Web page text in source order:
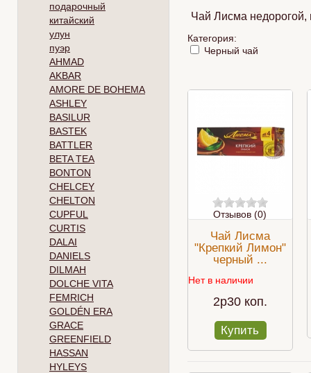
подарочный
китайский
улун
пуэр
AHMAD
AKBAR
AMORE DE BOHEMA
ASHLEY
BASILUR
BASTEK
BATTLER
BETA TEA
BONTON
CHELCEY
CHELTON
CUPFUL
CURTIS
DALAI
DANIELS
DILMAH
DOLCHE VITA
FEMRICH
GOLDÉN ERA
GRACE
GREENFIELD
HASSAN
HYLEYS
Чай Лисма недорогой,
Категория:
Черный чай
Отзывов (0)
Чай Лисма
"Крепкий Лимон"
черный ...
Нет в наличии
2p30 коп.
Купить